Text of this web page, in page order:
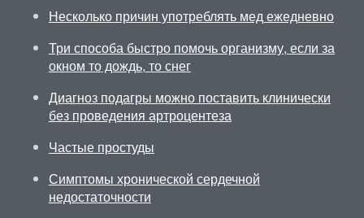
Несколько причин употреблять мед ежедневно
Три способа быстро помочь организму, если за
окном то дождь, то снег
Диагноз подагры можно поставить клинически
без проведения артроцентеза
Частые простуды
Симптомы хронической сердечной
недостаточности